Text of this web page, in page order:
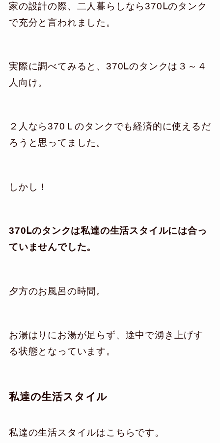
家の設計の際、二人暮らしなら370Ⅼのタンク
で充分と言われました。
実際に調べてみると、370Ⅼのタンクは３～４
人向け。
２人なら370Ｌのタンクでも経済的に使えるだ
ろうと思ってました。
しかし！
370Ⅼのタンクは私達の生活スタイルには合っ
ていませんでした。
夕方のお風呂の時間。
お湯はりにお湯が足らず、途中で湧き上げす
る状態となっています。
私達の生活スタイル
私達の生活スタイルはこちらです。